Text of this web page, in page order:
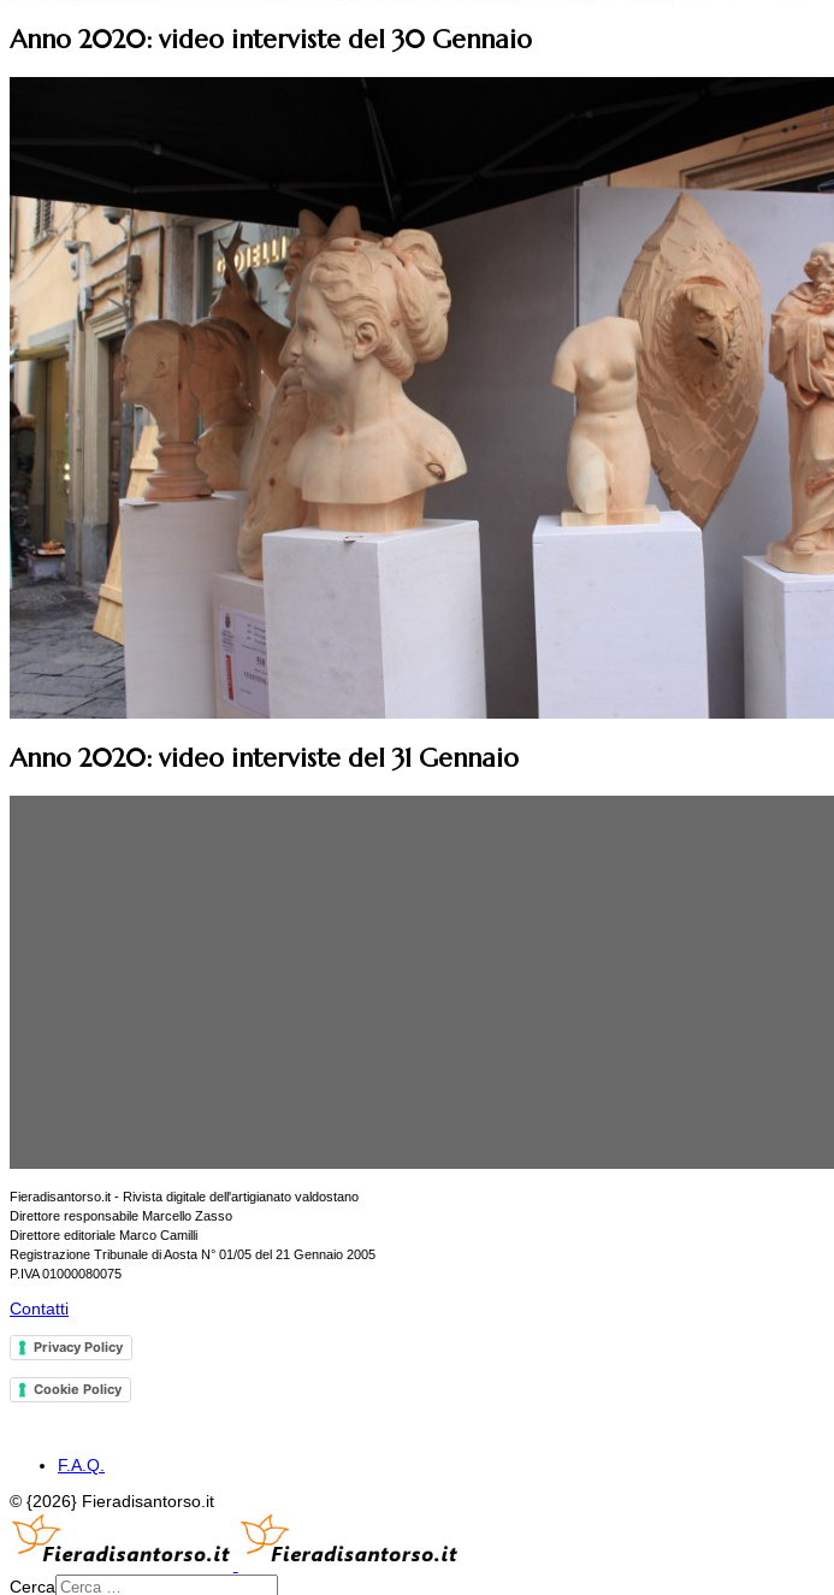
Anno 2020: video interviste del 30 Gennaio
Anno 2020: video interviste del 31 Gennaio
Fieradisantorso.it - Rivista digitale dell'artigianato valdostano
Direttore responsabile Marcello Zasso
Direttore editoriale Marco Camilli
Registrazione Tribunale di Aosta N° 01/05 del 21 Gennaio 2005
P.IVA 01000080075
Contatti
Privacy Policy
Cookie Policy
F.A.Q.
© {2026} Fieradisantorso.it
Cerca